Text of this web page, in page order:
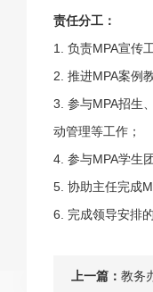
责任分工：
1. 负责MPA宣传
2. 推进MPA案例
3. 参与MPA招生
动管理等工作；
4. 参与MPA学生
5. 协助主任完成
6. 完成领导安排
上一篇： 教务